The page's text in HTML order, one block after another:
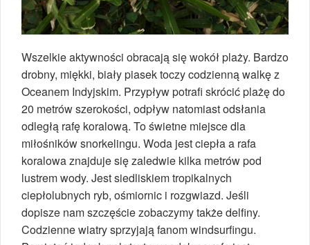
Wszelkie aktywności obracają się wokół plaży. Bardzo
drobny, miękki, biały piasek toczy codzienną walkę z
Oceanem Indyjskim. Przypływ potrafi skrócić plażę do
20 metrów szerokości, odpływ natomiast odsłania
odległą rafę koralową. To świetne miejsce dla
miłośników snorkelingu. Woda jest ciepła a rafa
koralowa znajduje się zaledwie kilka metrów pod
lustrem wody. Jest siedliskiem tropikalnych
ciepłolubnych ryb, ośmiornic i rozgwiazd. Jeśli
dopisze nam szczęście zobaczymy także delfiny.
Codzienne wiatry sprzyjają fanom windsurfingu.